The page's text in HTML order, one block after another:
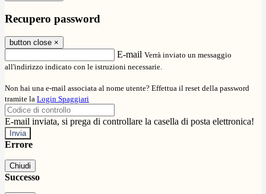
Recupero password
button close ×
E-mail Verrà inviato un messaggio
all'indirizzo indicato con le istruzioni necessarie.
Non hai una e-mail associata al nome utente? Effettua il reset della password
tramite la Login Spaggiari
E-mail inviata, si prega di controllare la casella di posta elettronica!
Errore
Chiudi
Successo